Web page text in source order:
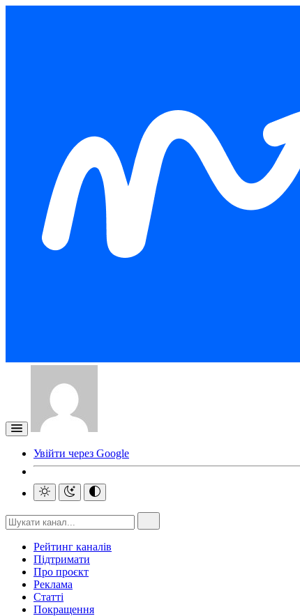
Увійти через Google
Рейтинг каналів
Підтримати
Про проєкт
Реклама
Статті
Покращення